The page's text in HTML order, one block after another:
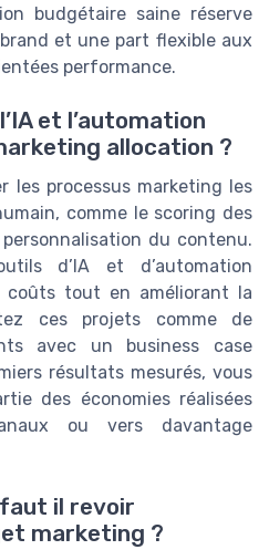
budgétaire saine réserve
et une part flexible aux
performance.
et l’automation
allocation ?
les processus marketing les
comme le scoring des
du contenu.
d’IA et d’automation
coûts tout en améliorant la
ces projets comme de
avec un business case
résultats mesurés, vous
des économies réalisées
ou vers davantage
il revoir
marketing ?